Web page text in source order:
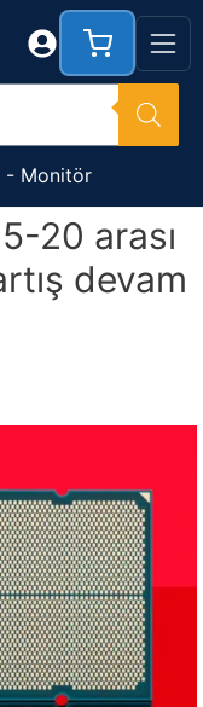
- Monitör
20 arası
devam